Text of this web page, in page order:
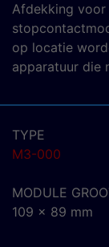
Afdekking voor
op locatie
apparatuur die
TYPE
M3-000
MODULE
109 x 89 mm